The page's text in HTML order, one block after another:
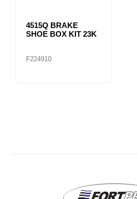
4515Q BRAKE
SHOE BOX KIT 23K
F224910